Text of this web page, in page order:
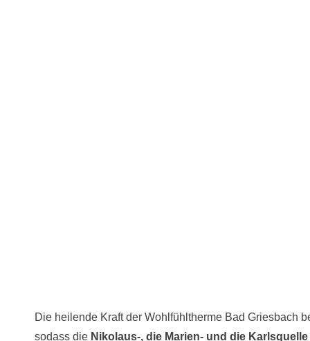
Die heilende Kraft der Wohlfühltherme Bad Griesbach
sodass die Nikolaus-, die Marien- und die Karlsquelle